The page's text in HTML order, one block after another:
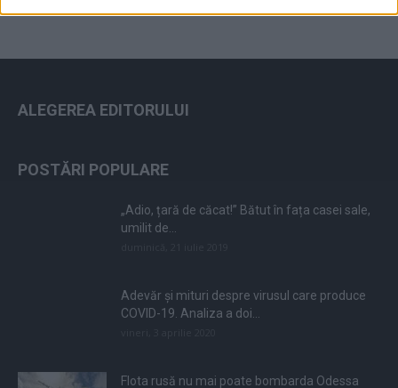
ALEGEREA EDITORULUI
POSTĂRI POPULARE
„Adio, țară de căcat!” Bătut în fața casei sale,
umilit de...
Adevăr și mituri despre virusul care produce
COVID-19. Analiza a doi...
Flota rusă nu mai poate bombarda Odessa